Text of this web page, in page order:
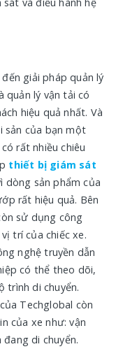
giải pháp quản lý
quản lý vận tải có
hiệu quả nhất. Và
sản của bạn một
rất nhiều chiêu
thiết bị giám sát
dòng sản phẩm của
rất hiệu quả. Bên
sử dụng công
trí của chiếc xe.
nghệ truyền dẫn
có thể theo dõi,
trình di chuyển.
Techglobal còn
của xe như: vận
di chuyển.